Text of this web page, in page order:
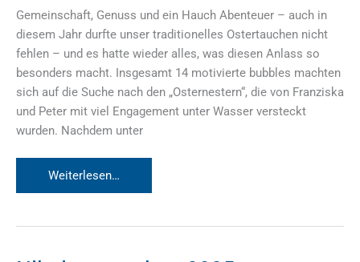
Gemeinschaft, Genuss und ein Hauch Abenteuer – auch in
diesem Jahr durfte unser traditionelles Ostertauchen nicht
fehlen – und es hatte wieder alles, was diesen Anlass so
besonders macht. Insgesamt 14 motivierte bubbles machten
sich auf die Suche nach den „Osternestern“, die von Franziska
und Peter mit viel Engagement unter Wasser versteckt
wurden. Nachdem unter
Ostertauchen
&
Weiterlesen…